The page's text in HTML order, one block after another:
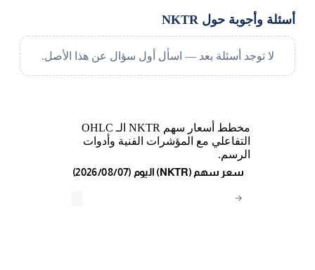
أسئلة وأجوبة حول NKTR
لا توجد أسئلة بعد — اسأل أول سؤال عن هذا الأصل.
مخطط أسعار سهم NKTR الـ OHLC
التفاعلي مع المؤشرات الفنية وأدوات
الرسم.
→
(2026/08/07) اليوم (NKTR) سعر سهم